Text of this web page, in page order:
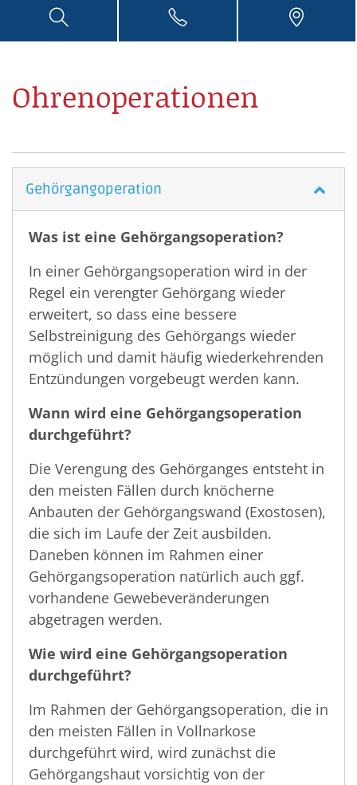
Aktuelle
Meldungen
Weiterführende
Ohrenoperationen
Gehörgangoperation
Was ist eine Gehörgangsoperation?
In einer Gehörgangsoperation wird in der
Regel ein verengter Gehörgang wieder
erweitert, so dass eine bessere
Selbstreinigung des Gehörgangs wieder
möglich und damit häufig wiederkehrenden
Entzündungen vorgebeugt werden kann.
Wann wird eine Gehörgangsoperation
durchgeführt?
Die Verengung des Gehörganges entsteht in
den meisten Fällen durch knöcherne
Anbauten der Gehörgangswand (Exostosen),
die sich im Laufe der Zeit ausbilden.
Daneben können im Rahmen einer
Gehörgangsoperation natürlich auch ggf.
vorhandene Gewebeveränderungen
abgetragen werden.
Wie wird eine Gehörgangsoperation
durchgeführt?
Im Rahmen der Gehörgangsoperation, die in
den meisten Fällen in Vollnarkose
durchgeführt wird, wird zunächst die
Gehörgangshaut vorsichtig von der